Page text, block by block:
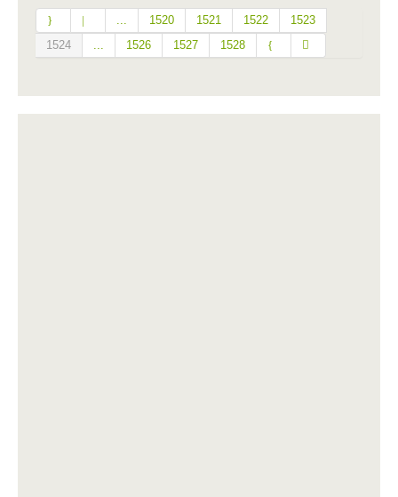
1520 1521 1522
1523
1524
1526 1527 1528